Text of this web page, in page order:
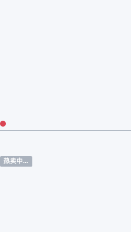
2
热卖中...